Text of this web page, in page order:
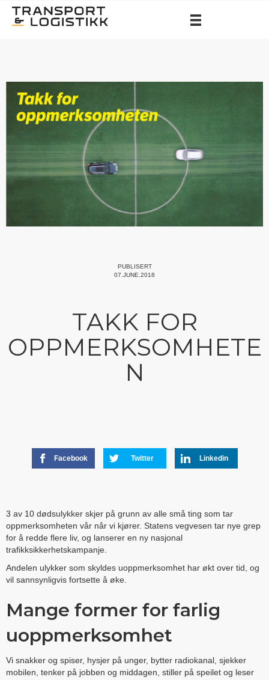
PUBLISERT
07.JUNE.2018
TAKK FOR
OPPMERKSOMHETE
N
Facebook Twitter Linkedin
3 av 10 dødsulykker skjer på grunn av alle små ting som tar
oppmerksomheten vår når vi kjører. Statens vegvesen tar nye grep
for å redde flere liv, og lanserer en ny nasjonal
trafikksikkerhetskampanje.
Andelen ulykker som skyldes uoppmerksomhet har økt over tid, og
vil sannsynligvis fortsette å øke.
Mange former for farlig
uoppmerksomhet
Vi snakker og spiser, hysjer på unger, bytter radiokanal, sjekker
mobilen, tenker på jobben og middagen, stiller på speilet og leser